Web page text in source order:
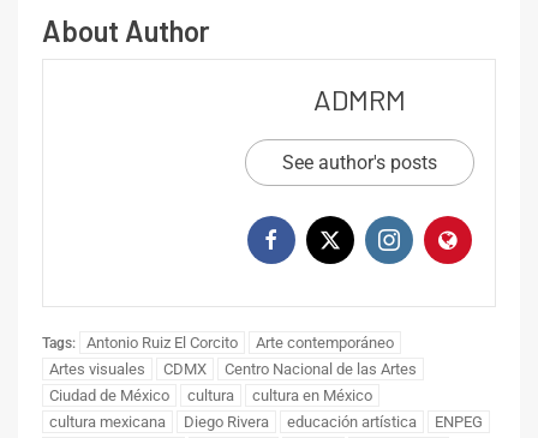
About Author
ADMRM
See author's posts
Tags: Antonio Ruiz El Corcito
Arte contemporáneo
Artes visuales
CDMX
Centro Nacional de las Artes
Ciudad de México
cultura
cultura en México
cultura mexicana
Diego Rivera educación artística
ENPEG